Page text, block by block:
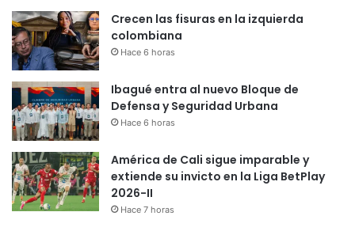
Crecen las fisuras en la izquierda
colombiana
Hace 6 horas
Ibagué entra al nuevo Bloque de
Defensa y Seguridad Urbana
Hace 6 horas
América de Cali sigue imparable y
extiende su invicto en la Liga BetPlay
2026-II
Hace 7 horas